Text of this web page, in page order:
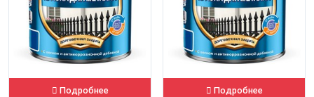
Подробнее Подробнее